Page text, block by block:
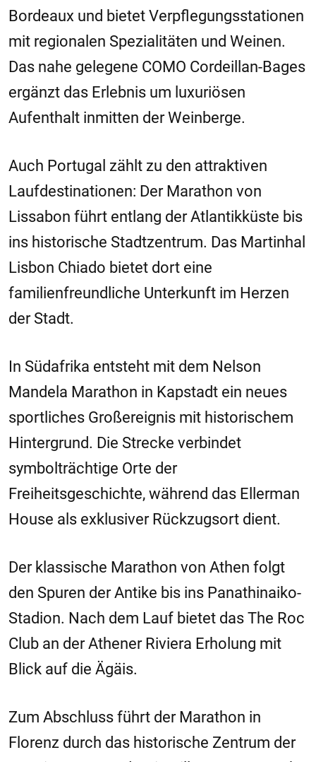
Bordeaux und bietet Verpflegungsstationen
mit regionalen Spezialitäten und Weinen.
Das nahe gelegene COMO Cordeillan-Bages
ergänzt das Erlebnis um luxuriösen
Aufenthalt inmitten der Weinberge.
Auch Portugal zählt zu den attraktiven
Laufdestinationen: Der Marathon von
Lissabon führt entlang der Atlantikküste bis
ins historische Stadtzentrum. Das Martinhal
Lisbon Chiado bietet dort eine
familienfreundliche Unterkunft im Herzen
der Stadt.
In Südafrika entsteht mit dem Nelson
Mandela Marathon in Kapstadt ein neues
sportliches Großereignis mit historischem
Hintergrund. Die Strecke verbindet
symbolträchtige Orte der
Freiheitsgeschichte, während das Ellerman
House als exklusiver Rückzugsort dient.
Der klassische Marathon von Athen folgt
den Spuren der Antike bis ins Panathinaiko-
Stadion. Nach dem Lauf bietet das The Roc
Club an der Athener Riviera Erholung mit
Blick auf die Ägäis.
Zum Abschluss führt der Marathon in
Florenz durch das historische Zentrum der